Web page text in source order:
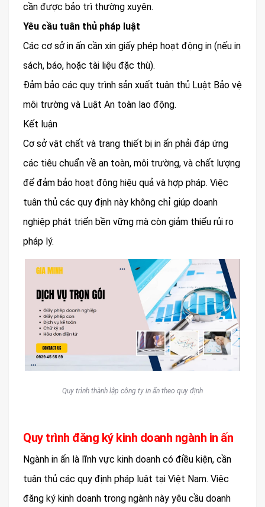
cần được bảo trì thường xuyên.
Yêu cầu tuân thủ pháp luật
Các cơ sở in ấn cần xin giấy phép hoạt động in (nếu in
sách, báo, hoặc tài liệu đặc thù).
Đảm bảo các quy trình sản xuất tuân thủ Luật Bảo vệ
môi trường và Luật An toàn lao động.
Kết luận
Cơ sở vật chất và trang thiết bị in ấn phải đáp ứng
các tiêu chuẩn về an toàn, môi trường, và chất lượng
để đảm bảo hoạt động hiệu quả và hợp pháp. Việc
tuân thủ các quy định này không chỉ giúp doanh
nghiệp phát triển bền vững mà còn giảm thiểu rủi ro
pháp lý.
Quy trình thành lập công ty in ấn theo quy định
Quy trình đăng ký kinh doanh ngành in ấn
Ngành in ấn là lĩnh vực kinh doanh có điều kiện, cần
tuân thủ các quy định pháp luật tại Việt Nam. Việc
đăng ký kinh doanh trong ngành này yêu cầu doanh